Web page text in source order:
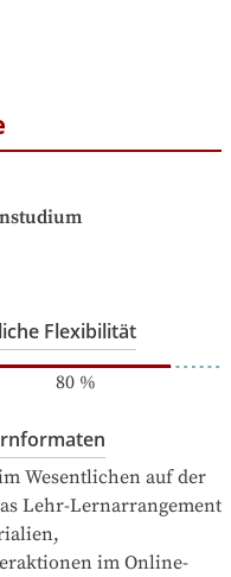
Flexibilität
80%
Wesentlichen auf der
Lehr-Lernarrangement
im Online-